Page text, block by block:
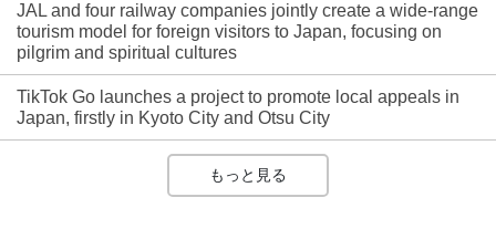
JAL and four railway companies jointly create a wide-range
tourism model for foreign visitors to Japan, focusing on
pilgrim and spiritual cultures
TikTok Go launches a project to promote local appeals in
Japan, firstly in Kyoto City and Otsu City
もっと見る